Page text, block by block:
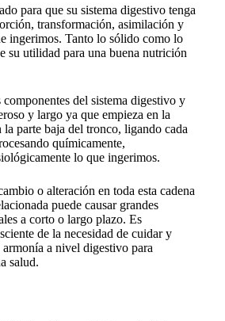
para que su sistema digestivo tenga
transformación, asimilación y
ingerimos. Tanto lo sólido como lo
su utilidad para una buena nutrición
del sistema digestivo y
y largo ya que empieza en la
la parte baja del tronco, ligando cada
químicamente,
lo que ingerimos.
o alteración en toda esta cadena
puede causar grandes
a corto o largo plazo. Es
de la necesidad de cuidar y
armonía a nivel digestivo para
salud.